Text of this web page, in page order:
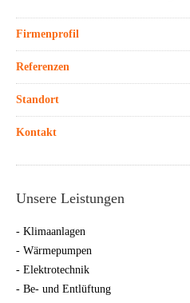
Firmenprofil
Referenzen
Standort
Kontakt
Unsere Leistungen
- Klimaanlagen
- Wärmepumpen
- Elektrotechnik
- Be- und Entlüftung